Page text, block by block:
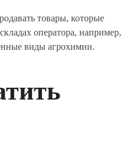
товары, которые
оператора, например,
виды агрохимии.